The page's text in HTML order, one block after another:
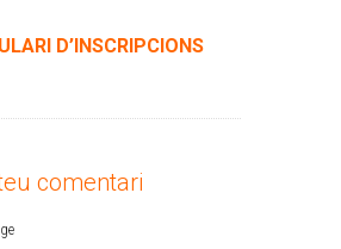
D’INSCRIPCIONS
comentari